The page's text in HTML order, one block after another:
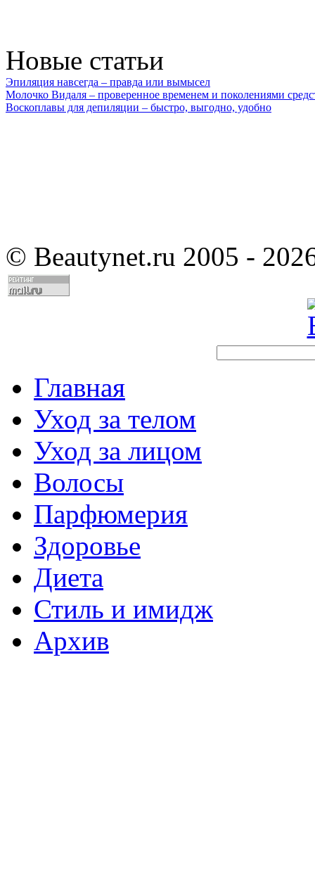
Новые статьи
Эпиляция навсегда – правда или вымысел
Молочко Видаля – проверенное временем и поколениями
Воскоплавы для депиляции – быстро, выгодно, удобно
© Beautynet.ru 2005 -
Главная
Уход за телом
Уход за лицом
Волосы
Парфюмерия
Здоровье
Диета
Стиль и имидж
Архив